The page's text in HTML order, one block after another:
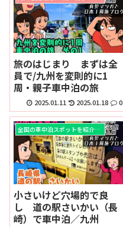
旅のはじまり まずは全
員で/九州を変則的に1
周・親子車中泊の旅
2025.01.11 2025.01.18 0
全国の車中泊スポットを紹介！！
小さいけど穴場的で良
し 道の駅さいかい（長
崎）で車中泊／九州